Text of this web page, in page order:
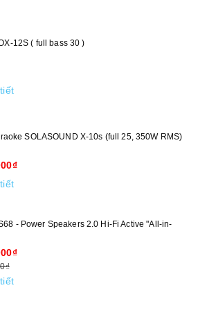
12S ( full bass 30 )
SOLASOUND X-10s (full 25, 350W RMS)
- Power Speakers 2.0 Hi-Fi Active "All-in-